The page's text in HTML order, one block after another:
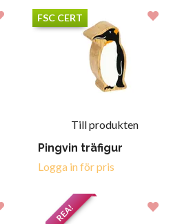
FSC CERT
Till produkten
Pingvin träfigur
Logga in för pris
REA!